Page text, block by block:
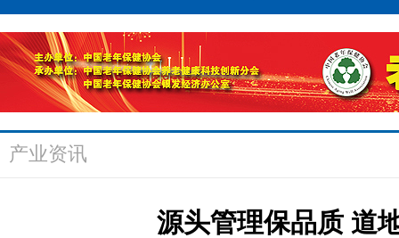
产业资讯
源头管理保品质 道